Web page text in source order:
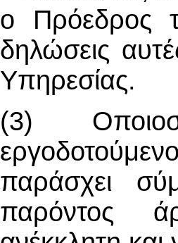
ο Πρόεδρος
δηλώσεις
Υπηρεσίας.
(3)
παράσχει
παρόντος